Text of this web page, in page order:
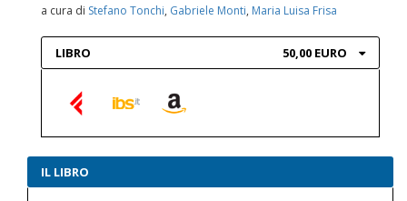
a cura di Stefano Tonchi, Gabriele Monti, Maria Luisa Frisa
LIBRO 50,00 EURO
IL LIBRO